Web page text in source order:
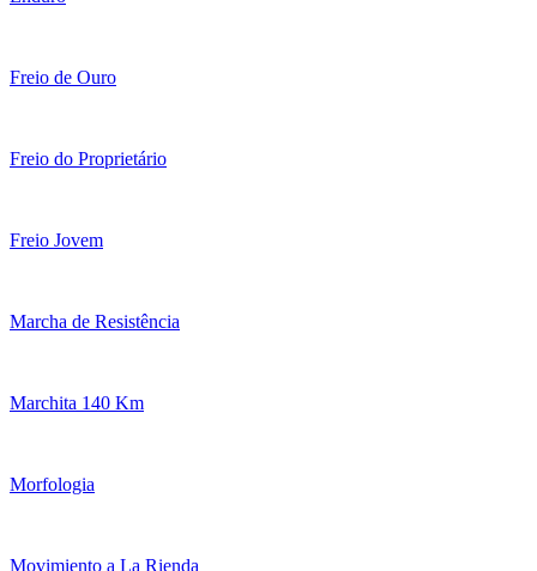
Freio de Ouro
Freio do Proprietário
Freio Jovem
Marcha de Resistência
Marchita 140 Km
Morfologia
Movimiento a La Rienda